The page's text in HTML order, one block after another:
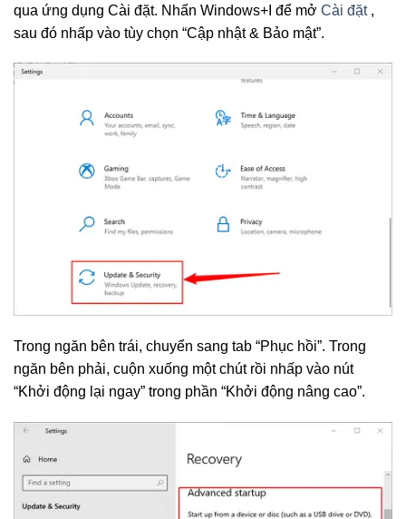
qua ứng dụng Cài đặt. Nhấn Windows+I để mở Cài đặt,
sau đó nhấp vào tùy chọn “Cập nhật & Bảo mật”.
Trong ngăn bên trái, chuyển sang tab “Phục hồi”. Trong
ngăn bên phải, cuộn xuống một chút rồi nhấp vào nút
“Khởi động lại ngay” trong phần “Khởi động nâng cao”.